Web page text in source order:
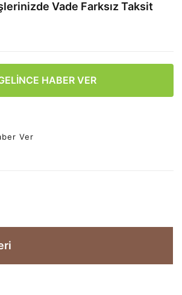
Vade Farksız Taksit
HABER VER
Ver